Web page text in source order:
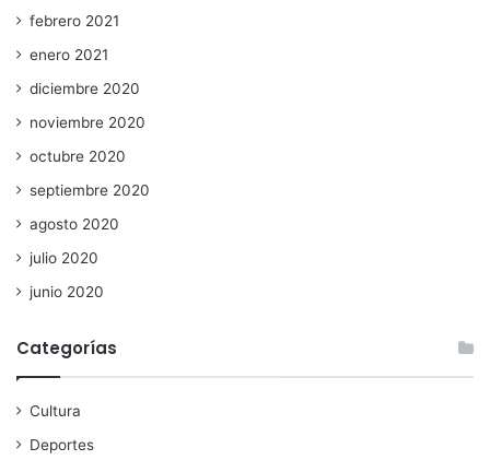
febrero 2021
enero 2021
diciembre 2020
noviembre 2020
octubre 2020
septiembre 2020
agosto 2020
julio 2020
junio 2020
Categorías
Cultura
Deportes